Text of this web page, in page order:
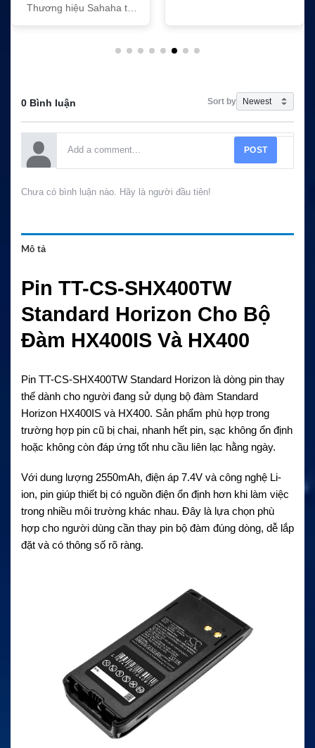
Thương hiệu Sahaha tại
0 Bình luận Sort by
POST
Chưa có bình luận nào. Hãy là người đầu tiên!
Mô tả
Pin TT-CS-SHX400TW
Standard Horizon Cho Bộ
Đàm HX400IS Và HX400
Pin TT-CS-SHX400TW Standard Horizon là dòng pin thay
thế dành cho người đang sử dụng bộ đàm Standard
Horizon HX400IS và HX400. Sản phẩm phù hợp trong
trường hợp pin cũ bị chai, nhanh hết pin, sạc không ổn định
hoặc không còn đáp ứng tốt nhu cầu liên lạc hằng ngày.
Với dung lượng 2550mAh, điện áp 7.4V và công nghệ Li-
ion, pin giúp thiết bị có nguồn điện ổn định hơn khi làm việc
trong nhiều môi trường khác nhau. Đây là lựa chọn phù
hợp cho người dùng cần thay pin bộ đàm đúng dòng, dễ lắp
đặt và có thông số rõ ràng.